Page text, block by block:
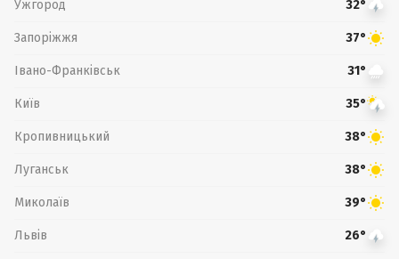
Ужгород 32°
Запоріжжя 37°
Івано-Франківськ 31°
Київ 35°
Кропивницький 38°
Луганськ 38°
Миколаїв 39°
Львів 26°